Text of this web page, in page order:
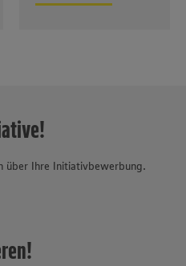
über Ihre Initiativbewerbung.